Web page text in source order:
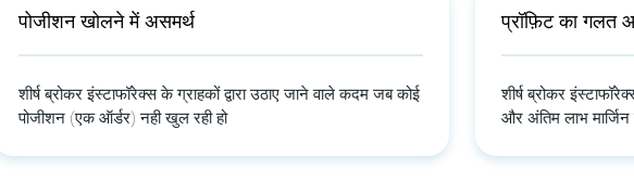
पोजीशन खोलने में असमर्थ
शीर्ष ब्रोकर इंस्टाफॉरेक्स के ग्राहकों द्वारा उठाए जाने वाले कदम जब कोई
पोजीशन (एक ऑर्डर) नही खुल रही हो
प्रॉफ़िट का गलत
शीर्ष ब्रोकर
और अंतिम लाभ